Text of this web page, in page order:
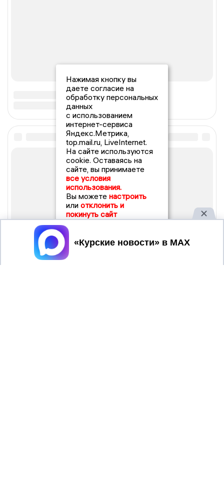
Нажимая кнопку вы
даете согласие на
обработку персональных
данных
с использованием
интернет-сервиса
Яндекс.Метрика,
top.mail.ru, LiveInternet.
На сайте используются
cookie. Оставаясь на
сайте, вы принимаете
все условия
использования.
Вы можете настроить
или отклонить и
покинуть сайт
Принять